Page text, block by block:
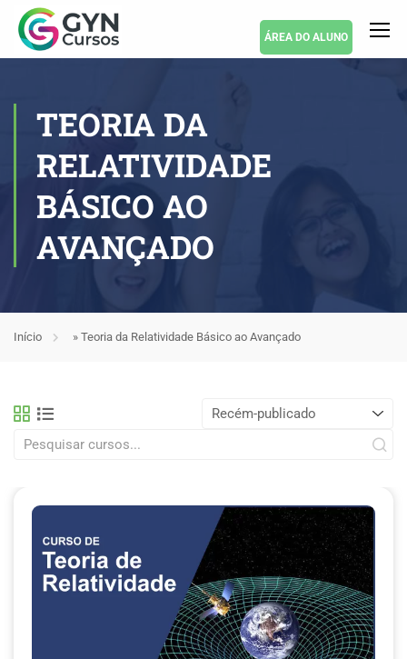
ÁREA DO ALUNO
TEORIA DA
RELATIVIDADE
BÁSICO AO
AVANÇADO
Início » Teoria da Relatividade Básico ao Avançado